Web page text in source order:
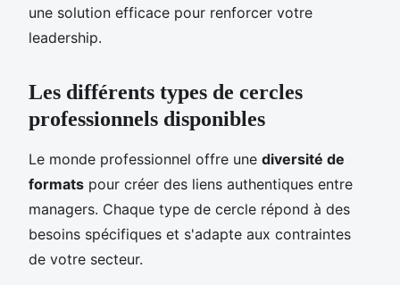
une solution efficace pour renforcer votre
leadership.
Les différents types de cercles
professionnels disponibles
Le monde professionnel offre une diversité de
formats pour créer des liens authentiques entre
managers. Chaque type de cercle répond à des
besoins spécifiques et s'adapte aux contraintes
de votre secteur.